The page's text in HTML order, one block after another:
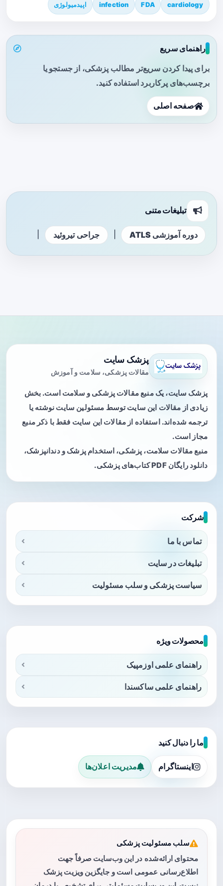
cardiology
FDA
infection اپیدمیولوژی
راهنمای سریع
برای پیدا کردن سریع‌تر مطالب پزشکی، از جستجو یا
برچسب‌های پرکاربرد استفاده کنید.
صفحه اصلی
تبلیغات متنی
دوره آموزشی ATLS جراحی تیروئید
پزشک سایت
مقالات پزشکی، سلامت و آموزش
پزشک سایت، یک منبع مقالات پزشکی و سلامت است. بخش
زیادی از مقالات این سایت توسط مسئولین سایت نوشته یا
ترجمه شده‌اند. استفاده از مقالات این سایت فقط با ذکر منبع
مجاز است.
منبع مقالات سلامت، پزشکی، استخدام پزشک و دندانپزشک،
دانلود رایگان PDF کتاب‌های پزشکی.
شرکت
تماس با ما
تبلیغات در سایت
سیاست پزشکی و سلب مسئولیت
محصولات ویژه
راهنمای علمی اوزمپیک
راهنمای علمی ساکسندا
ما را دنبال کنید
اینستاگرام مدیریت اعلان‌ها
سلب مسئولیت پزشکی
محتوای ارائه‌شده در این وب‌سایت صرفاً جهت
اطلاع‌رسانی عمومی است و جایگزین ویزیت پزشک